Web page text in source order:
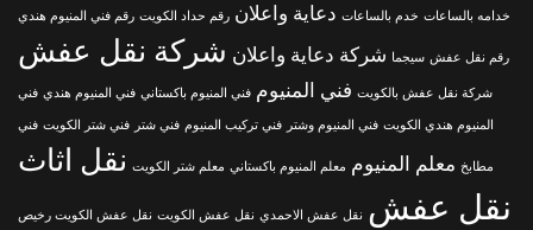
خدامه بالساعات خدم بالساعات دعاية واعلان رقم حداد الكويت رقم فني المنيوم هندي
رقم نقل عفش سيجما شركة دعاية واعلان شركة نقل عفش
شركة نقل عفش بالكويت فني المنيوم فني المنيوم باكستاني فني المنيوم هندي فني
المنيوم هندي الكويت فني المنيوم وشتر فني تركيب المنيوم فني شتر فني شتر الكويت فني
مطابخ معلم المنيوم معلم المنيوم باكستاني معلم شتر الكويت نقل اثاث
نقل عفش نقل عفش الاحمدي نقل عفش الكويت نقل عفش الكويت رخيص